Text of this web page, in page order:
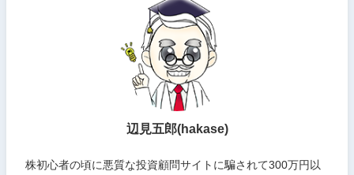
辺見五郎(hakase)
株初心者の頃に悪質な投資顧問サイトに騙されて300万円以